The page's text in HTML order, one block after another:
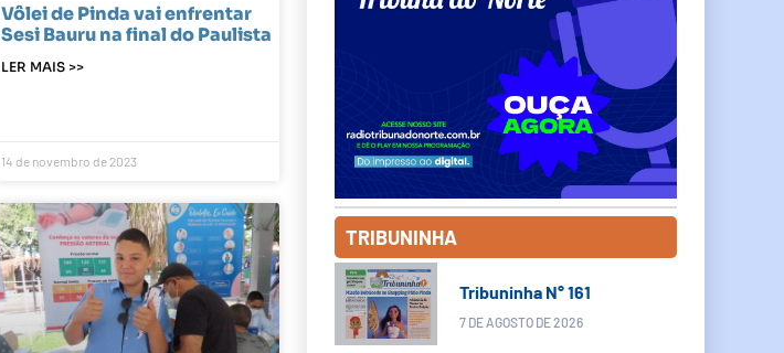
Vôlei de Pinda vai enfrentar
Sesi Bauru na final do Paulista
LER MAIS >>
14 de novembro de 2023
TRIBUNINHA
Tribuninha N° 161
7 DE AGOSTO DE 2026